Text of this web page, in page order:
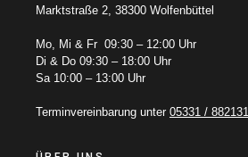
Marktstraße 2, 38300 Wolfenbüttel
Mo, Mi & Fr 09:30 – 12:00 Uhr
Di & Do 09:30 – 18:00 Uhr
Sa 10:00 – 13:00 Uhr
Terminvereinbarung unter 05331 / 882131